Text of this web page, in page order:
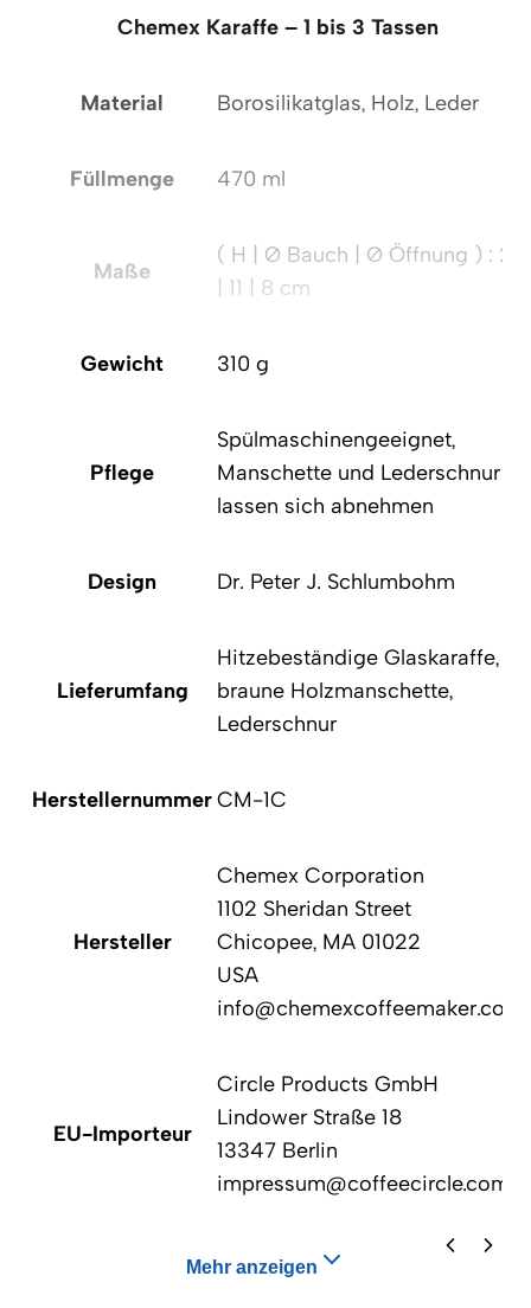
Chemex Karaffe – 1 bis 3 Tassen
Material Borosilikatglas, Holz, Leder
Füllmenge 470 ml
Maße
( H | Ø Bauch | Ø Öffnung ) : 21
| 11 | 8 cm
Gewicht 310 g
Pflege
Spülmaschinengeeignet,
Manschette und Lederschnur
lassen sich abnehmen
Design Dr. Peter J. Schlumbohm
Lieferumfang
Hitzebeständige Glaskaraffe,
braune Holzmanschette,
Lederschnur
HerstellernummerCM-1C
Hersteller
Chemex Corporation
1102 Sheridan Street
Chicopee, MA 01022
USA
info@chemexcoffeemaker.com
EU-Importeur
Circle Products GmbH
Lindower Straße 18
13347 Berlin
impressum@coffeecircle.com
Mehr anzeigen